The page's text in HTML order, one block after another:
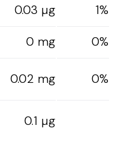
0.03 µg
1%
0 mg
0%
0.02 mg 0%
0.1 µg